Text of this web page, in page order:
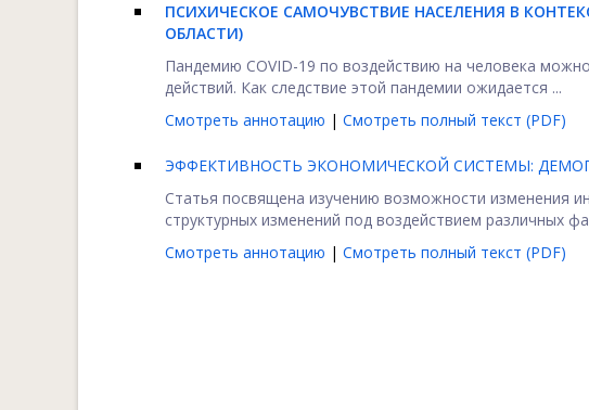
ПСИХИЧЕСКОЕ САМОЧУВСТВИЕ НАСЕЛЕНИЯ В
ОБЛАСТИ)
Пандемию COVID-19 по воздействию на человека
действий. Как следствие этой пандемии ожидается ...
Смотреть аннотацию | Смотреть полный текст (PDF)
ЭФФЕКТИВНОСТЬ ЭКОНОМИЧЕСКОЙ СИСТЕМЫ:
Статья посвящена изучению возможности изменения
структурных изменений под воздействием различных
Смотреть аннотацию | Смотреть полный текст (PDF)